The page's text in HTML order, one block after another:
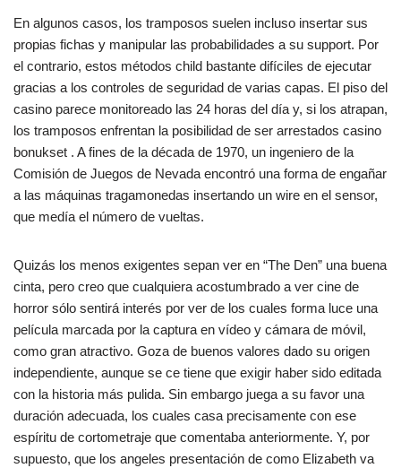
En algunos casos, los tramposos suelen incluso insertar sus
propias fichas y manipular las probabilidades a su support. Por
el contrario, estos métodos child bastante difíciles de ejecutar
gracias a los controles de seguridad de varias capas. El piso del
casino parece monitoreado las 24 horas del día y, si los atrapan,
los tramposos enfrentan la posibilidad de ser arrestados casino
bonukset . A fines de la década de 1970, un ingeniero de la
Comisión de Juegos de Nevada encontró una forma de engañar
a las máquinas tragamonedas insertando un wire en el sensor,
que medía el número de vueltas.
Quizás los menos exigentes sepan ver en “The Den” una buena
cinta, pero creo que cualquiera acostumbrado a ver cine de
horror sólo sentirá interés por ver de los cuales forma luce una
película marcada por la captura en vídeo y cámara de móvil,
como gran atractivo. Goza de buenos valores dado su origen
independiente, aunque se ce tiene que exigir haber sido editada
con la historia más pulida. Sin embargo juega a su favor una
duración adecuada, los cuales casa precisamente con ese
espíritu de cortometraje que comentaba anteriormente. Y, por
supuesto, que los angeles presentación de como Elizabeth va